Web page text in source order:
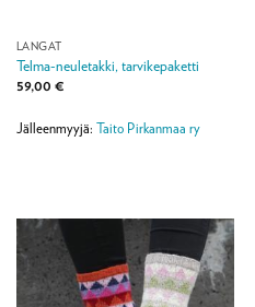
LANGAT
Telma-neuletakki, tarvikepaketti
59,00 €
Jälleenmyyjä: Taito Pirkanmaa ry